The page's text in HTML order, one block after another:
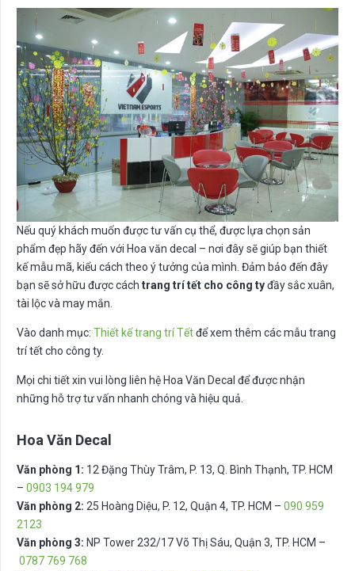
Nếu quý khách muốn được tư vấn cụ thể, được lựa chọn sản
phẩm đẹp hãy đến với Hoa văn decal – nơi đây sẽ giúp bạn thiết
kế mẫu mã, kiểu cách theo ý tưởng của mình. Đảm bảo đến đây
bạn sẽ sở hữu được cách trang trí tết cho công tyđầy sắc xuân,
tài lộc và may mắn.
Vào danh mục: Thiết kế trang trí Tếtđể xem thêm các mẫu trang
trí tết cho công ty.
Mọi chi tiết xin vui lòng liên hệ Hoa Văn Decal để được nhận
những hỗ trợ tư vấn nhanh chóng và hiệu quả.
Hoa Văn Decal
Văn phòng 1: 12 Đặng Thùy Trâm, P. 13, Q. Bình Thạnh, TP. HCM
– 0903 194 979
Văn phòng 2: 25 Hoàng Diệu, P. 12, Quận 4, TP. HCM – 090 959
2123
Văn phòng 3: NP Tower 232/17 Võ Thị Sáu, Quận 3, TP. HCM –
0787 769 768